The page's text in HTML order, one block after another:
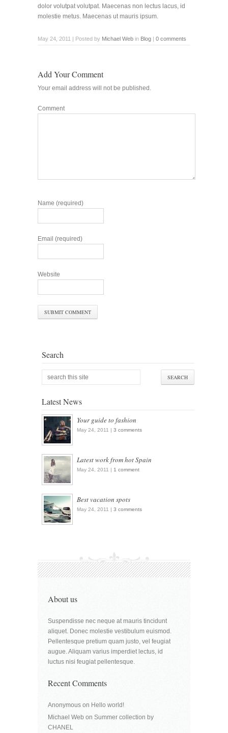
dolor volutpat volutpat. Maecenas non lectus lacus, id
molestie metus. Maecenas ut mauris ipsum.
May 24, 2011 | Posted by Michael Web in Blog | 0 comments
Add Your Comment
Your email address will not be published.
Comment
Name (required)
Email (required)
Website
Search
Latest News
Your guide to fashion
May 24, 2011 | 3 comments
Latest work from hot Spain
May 24, 2011 | 1 comment
Best vacation spots
May 24, 2011 | 3 comments
About us
Suspendisse nec neque at mauris tincidunt
aliquet. Donec molestie vestibulum euismod.
Pellentesque pretium quam justo, vel feugiat
augue. Aliquam varius imperdiet lectus, id
luctus nisi feugiat pellentesque.
Recent Comments
Anonymous on Hello world!
Michael Web on Summer collection by
CHANEL